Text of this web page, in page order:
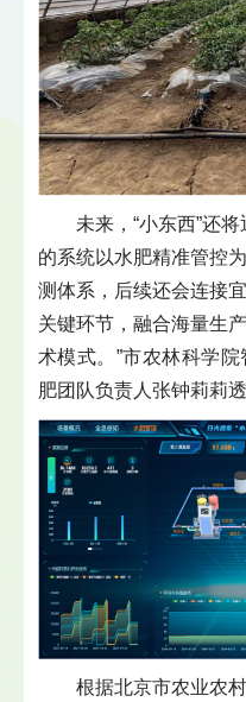
未来，“小东西”还
的系统以水肥精准管控
测体系，后续还会连接
关键环节，融合海量生
术模式。”市农林科学
肥团队负责人张钟莉莉透
根据北京市农业农